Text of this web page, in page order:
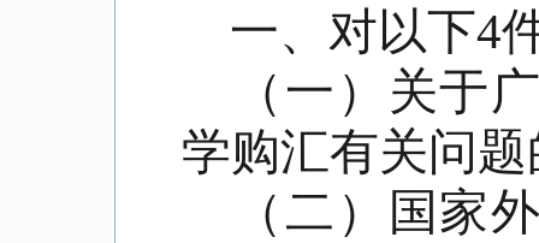
一、对以下4
（一）关于
学购汇有关问
（二）国家